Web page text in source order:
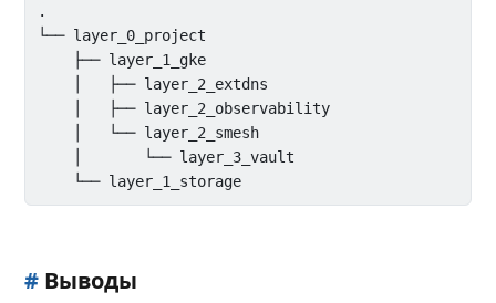
.
└── layer_0_project
    ├── layer_1_gke
    │   ├── layer_2_extdns
    │   ├── layer_2_observability
    │   └── layer_2_smesh
    │       └── layer_3_vault
# Выводы